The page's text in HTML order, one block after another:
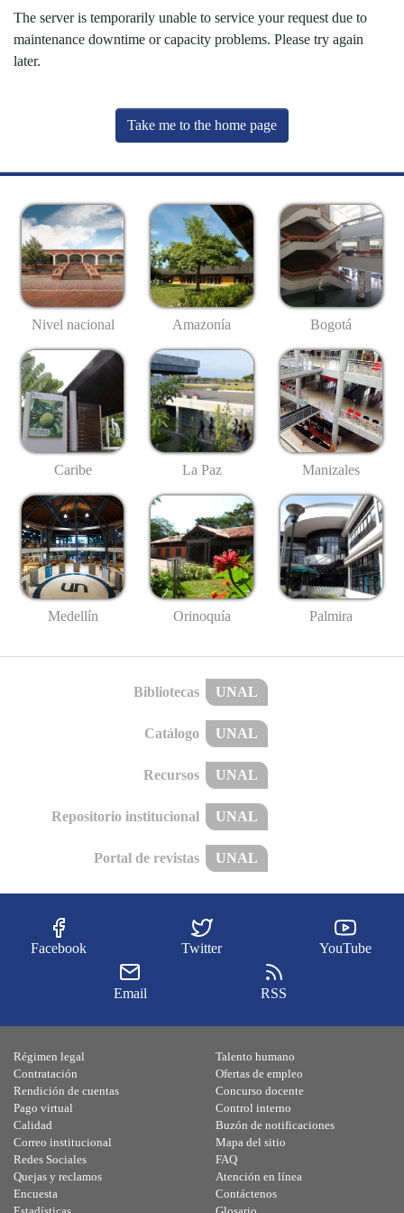
The server is temporarily unable to service your request due to
maintenance downtime or capacity problems. Please try again
later.
Take me to the home page
Nivel nacional Amazonía Bogotá
Caribe La Paz Manizales
Medellín Orinoquía Palmira
Bibliotecas UNAL
Catálogo UNAL
Recursos UNAL
Repositorio institucional UNAL
Portal de revistas UNAL
Facebook Twitter YouTube
Email RSS
Régimen legal
Contratación
Rendición de cuentas
Pago virtual
Calidad
Talento humano
Ofertas de empleo
Concurso docente
Control interno
Buzón de notificaciones
Correo institucional
Redes Sociales
Quejas y reclamos
Encuesta
Mapa del sitio
FAQ
Atención en línea
Contáctenos